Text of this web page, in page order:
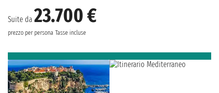
Suite da 23.700 €
prezzo per persona Tasse incluse